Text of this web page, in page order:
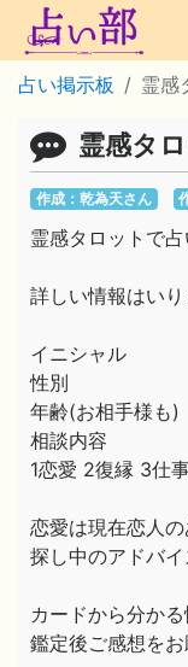
占い掲示板 霊感
霊感タ
作成：乾為天さん
霊感タロットで占
詳しい情報はいり
イニシャル
性別
年齢(お相手様も)
相談内容
1恋愛 2復縁 3仕
恋愛は現在恋人の
探し中のアドバイ
カードから分かる
鑑定後ご感想をお